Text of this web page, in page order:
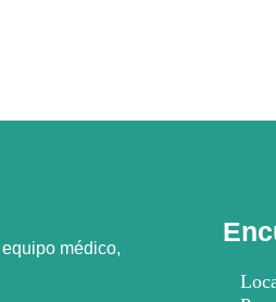
médico,